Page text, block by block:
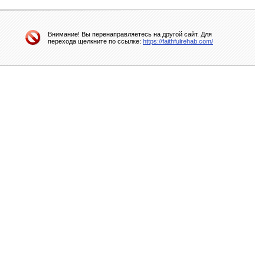
Внимание! Вы перенаправляетесь на другой сайт. Для
перехода щелкните по ссылке: https://faithfulrehab.com/